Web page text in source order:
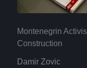
Montenegrin
Construction
Damir Zovic